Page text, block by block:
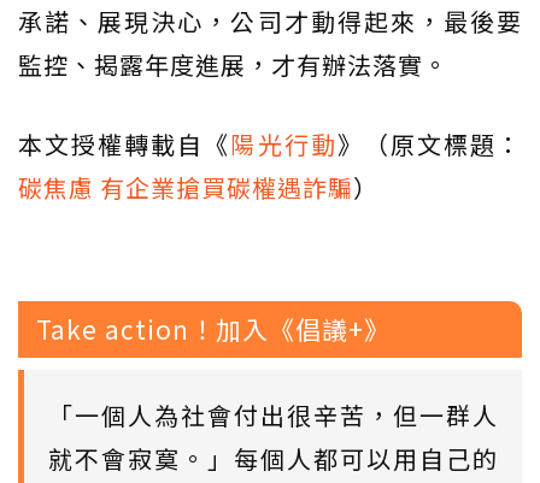
承諾、展現決心，公司才動得起來，最後要
監控、揭露年度進展，才有辦法落實。
本文授權轉載自《陽光行動》（原文標題：
碳焦慮 有企業搶買碳權遇詐騙）
Take action！加入《倡議+》
「一個人為社會付出很辛苦，但一群人
就不會寂寞。」每個人都可以用自己的